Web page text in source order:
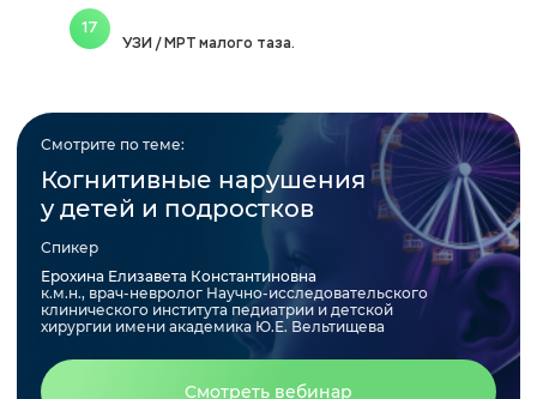
УЗИ / МРТ малого таза.
Смотрите по теме:
Когнитивные нарушения
у детей и подростков
Спикер
Ерохина Елизавета Константиновна
к.м.н., врач-невролог Научно-исследовательского
клинического института педиатрии и детской
хирургии имени академика Ю.Е. Вельтищева
Смотреть вебинар